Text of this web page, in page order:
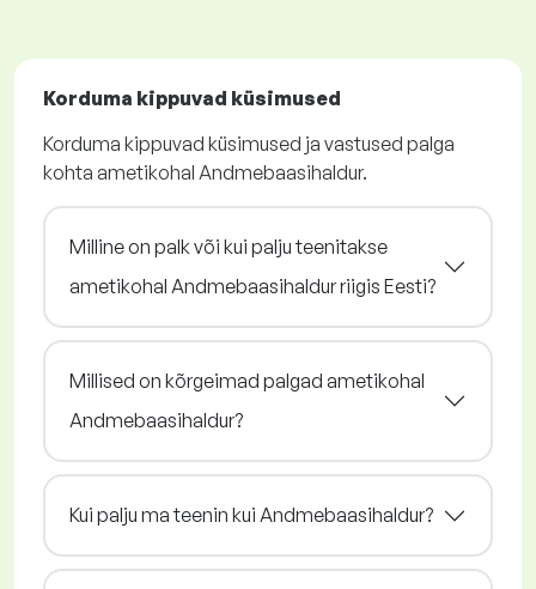
Korduma kippuvad küsimused
Korduma kippuvad küsimused ja vastused palga
kohta ametikohal Andmebaasihaldur.
Milline on palk või kui palju teenitakse
ametikohal Andmebaasihaldur riigis Eesti?
Millised on kõrgeimad palgad ametikohal
Andmebaasihaldur?
Kui palju ma teenin kui Andmebaasihaldur?